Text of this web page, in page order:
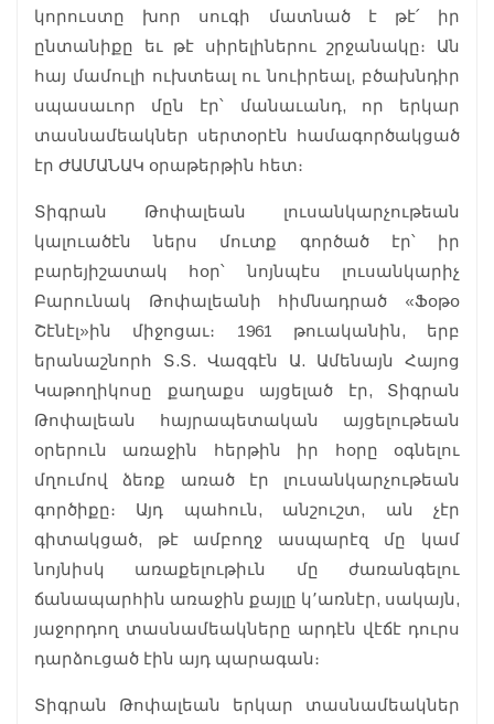
կորուստը խոր սուգի մատնած է թէ՛ իր
ընտանիքը եւ թէ սիրելիներու շրջանակը։ Ան
հայ մամուլի ուխտեալ ու նուիրեալ, բծախնդիր
սպասաւոր մըն էր՝ մանաւանդ, որ երկար
տասնամեակներ սերտօրէն համագործակցած
էր ԺԱՄԱՆԱԿ օրաթերթին հետ։
Տիգրան Թոփալեան լուսանկարչութեան
կալուածէն ներս մուտք գործած էր՝ իր
բարեյիշատակ հօր՝ նոյնպէս լուսանկարիչ
Բարունակ Թոփալեանի հիմնադրած «Ֆօթօ
Շէնէլ»ին միջոցաւ։ 1961 թուականին, երբ
երանաշնորհ Տ.Տ. Վազգէն Ա. Ամենայն Հայոց
Կաթողիկոսը քաղաքս այցելած էր, Տիգրան
Թոփալեան հայրապետական այցելութեան
օրերուն առաջին հերթին իր հօրը օգնելու
մղումով ձեռք առած էր լուսանկարչութեան
գործիքը։ Այդ պահուն, անշուշտ, ան չէր
գիտակցած, թէ ամբողջ ասպարէզ մը կամ
նոյնիսկ առաքելութիւն մը ժառանգելու
ճանապարհին առաջին քայլը կ՚առնէր, սակայն,
յաջորդող տասնամեակները արդէն վէճէ դուրս
դարձուցած էին այդ պարագան։
Տիգրան Թոփալեան երկար տասնամեակներ